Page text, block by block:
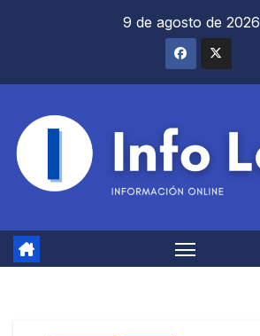
9 de agosto de 2026